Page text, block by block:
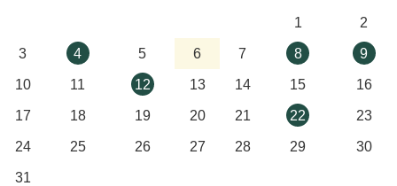
1
2
3
4 5 6 7 8
9
10
11 12 13 14 15
16
17
18 19 20 21 22
23
24
25 26 27 28 29
30
31